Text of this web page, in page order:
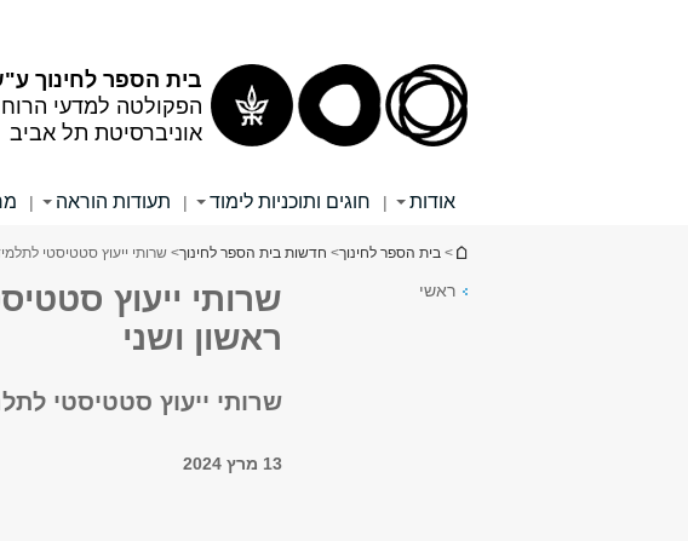
בית הספר לחינוך
הפקולטה למדעי
אוניברסיטת תל אביב
אודות | חוגים ותוכניות לימוד | תעודות הוראה |
הינך נמצא כאן
> בית הספר לחינוך> חדשות בית הספר לחינוך> שרותי ייעוץ סטטיסטי
ראשי
שרותי ייעוץ
ראשון ושני
שרותי ייעוץ סטטיסטי
13 מרץ 2024